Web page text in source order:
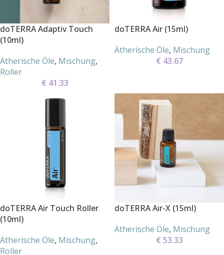
doTERRA Adaptiv Touch
(10ml)
Ätherische Öle, Mischung,
Roller
€ 41.33
doTERRA Air (15ml)
Ätherische Öle, Mischung
€ 43.67
doTERRA Air Touch Roller
(10ml)
Ätherische Öle, Mischung,
Roller
doTERRA Air-X (15ml)
Ätherische Öle, Mischung
€ 53.33